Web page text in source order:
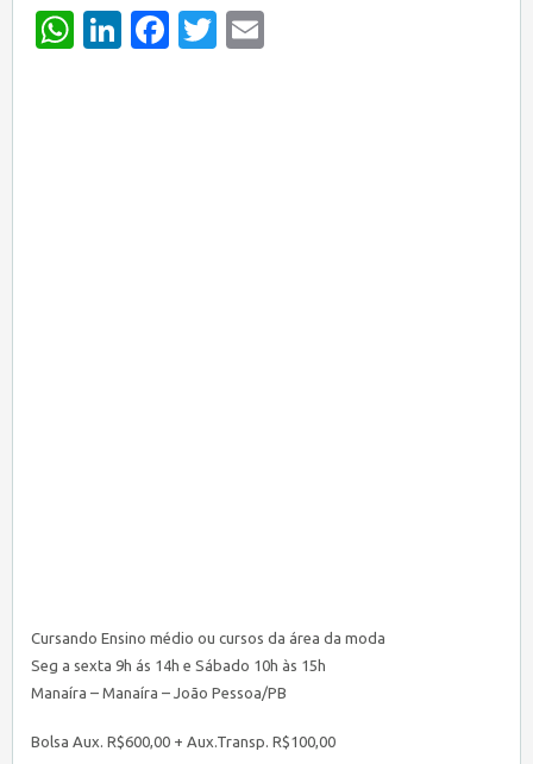
WhatsApp
LinkedIn
Facebook
Twitter
Cursando Ensino médio ou cursos da área da moda
Seg a sexta 9h ás 14h e Sábado 10h às 15h
Manaíra – Manaíra – João Pessoa/PB
Bolsa Aux. R$600,00 + Aux.Transp. R$100,00